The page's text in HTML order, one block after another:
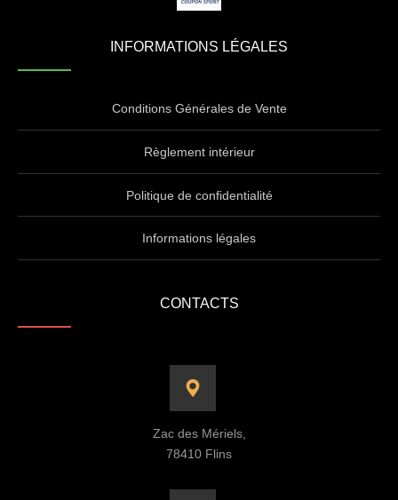
INFORMATIONS LÉGALES
Conditions Générales de Vente
Règlement intérieur
Politique de confidentialité
Informations légales
CONTACTS
Zac des Mériels,
78410 Flins